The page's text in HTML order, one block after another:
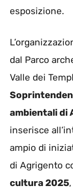
esposizione.
dal Parco
Valle dei
ambientali di
inserisce
ampio di
di Agrigento
cultura 2025